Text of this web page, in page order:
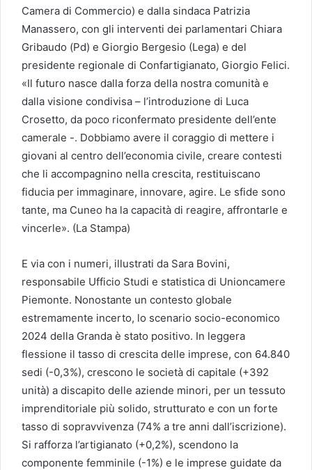
Camera di Commercio) e dalla sindaca Patrizia
Manassero, con gli interventi dei parlamentari Chiara
Gribaudo (Pd) e Giorgio Bergesio (Lega) e del
presidente regionale di Confartigianato, Giorgio Felici.
«Il futuro nasce dalla forza della nostra comunità e
dalla visione condivisa – l’introduzione di Luca
Crosetto, da poco riconfermato presidente dell’ente
camerale -. Dobbiamo avere il coraggio di mettere i
giovani al centro dell’economia civile, creare contesti
che li accompagnino nella crescita, restituiscano
fiducia per immaginare, innovare, agire. Le sfide sono
tante, ma Cuneo ha la capacità di reagire, affrontarle e
vincerle». (La Stampa)
E via con i numeri, illustrati da Sara Bovini,
responsabile Ufficio Studi e statistica di Unioncamere
Piemonte. Nonostante un contesto globale
estremamente incerto, lo scenario socio-economico
2024 della Granda è stato positivo. In leggera
flessione il tasso di crescita delle imprese, con 64.840
sedi (-0,3%), crescono le società di capitale (+392
unità) a discapito delle aziende minori, per un tessuto
imprenditoriale più solido, strutturato e con un forte
tasso di sopravvivenza (74% a tre anni dall’iscrizione).
Si rafforza l’artigianato (+0,2%), scendono la
componente femminile (-1%) e le imprese guidate da